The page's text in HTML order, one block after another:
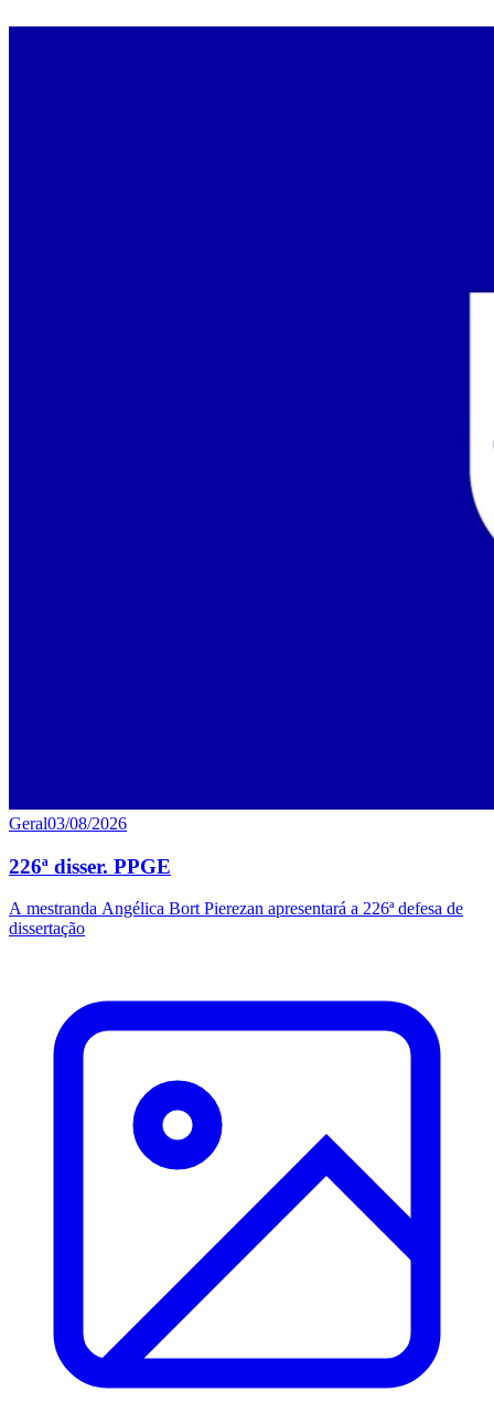
Geral03/08/2026
226ª disser. PPGE
A mestranda Angélica Bort Pierezan apresentará a 226ª defesa de
dissertação